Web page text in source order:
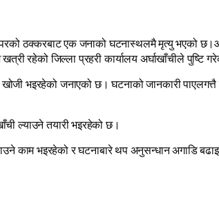
टिपरको ठक्करबाट एक जनाको घटनास्थलमै मृत्यु
रहेको जिल्ला प्रहरी कार्यालय अर्घाखाँचीले पुष्टि
भइरहेको जनाएको छ। घटनाको जानकारी पाएलगत्तै
ल्याउने तयारी भइरहेको छ।
काम भइरहेको र घटनाबारे थप अनुसन्धान अगाडि